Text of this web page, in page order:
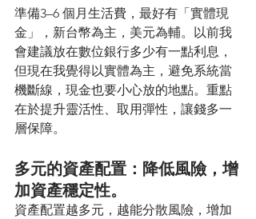
準備3–6 個月生活費，最好有「實體現
金」，新台幣為主，美元為輔。以前我
會建議放在數位銀行多少有一點利息，
但現在我覺得以實體為主，避免系統當
機斷線，現金也要小心放的地點。重點
在於提升靈活性、取用彈性，讓錢多一
層保障。
多元的資產配置：降低風險，增
加資產穩定性。
資產配置越多元，越能分散風險，增加